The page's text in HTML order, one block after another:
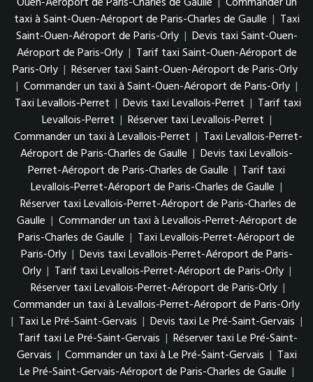
taxi à Saint-Ouen-Aéroport de Paris-Charles de Gaulle | Taxi
Saint-Ouen-Aéroport de Paris-Orly | Devis taxi Saint-Ouen-
Aéroport de Paris-Orly | Tarif taxi Saint-Ouen-Aéroport de
Paris-Orly | Réserver taxi Saint-Ouen-Aéroport de Paris-Orly
| Commander un taxi à Saint-Ouen-Aéroport de Paris-Orly |
Taxi Levallois-Perret | Devis taxi Levallois-Perret | Tarif taxi
Levallois-Perret | Réserver taxi Levallois-Perret |
Commander un taxi à Levallois-Perret | Taxi Levallois-Perret-
Aéroport de Paris-Charles de Gaulle | Devis taxi Levallois-
Perret-Aéroport de Paris-Charles de Gaulle | Tarif taxi
Levallois-Perret-Aéroport de Paris-Charles de Gaulle |
Réserver taxi Levallois-Perret-Aéroport de Paris-Charles de
Gaulle | Commander un taxi à Levallois-Perret-Aéroport de
Paris-Charles de Gaulle | Taxi Levallois-Perret-Aéroport de
Paris-Orly | Devis taxi Levallois-Perret-Aéroport de Paris-
Orly | Tarif taxi Levallois-Perret-Aéroport de Paris-Orly |
Réserver taxi Levallois-Perret-Aéroport de Paris-Orly |
Commander un taxi à Levallois-Perret-Aéroport de Paris-Orly
| Taxi Le Pré-Saint-Gervais | Devis taxi Le Pré-Saint-Gervais |
Tarif taxi Le Pré-Saint-Gervais | Réserver taxi Le Pré-Saint-
Gervais | Commander un taxi à Le Pré-Saint-Gervais | Taxi
Le Pré-Saint-Gervais-Aéroport de Paris-Charles de Gaulle |